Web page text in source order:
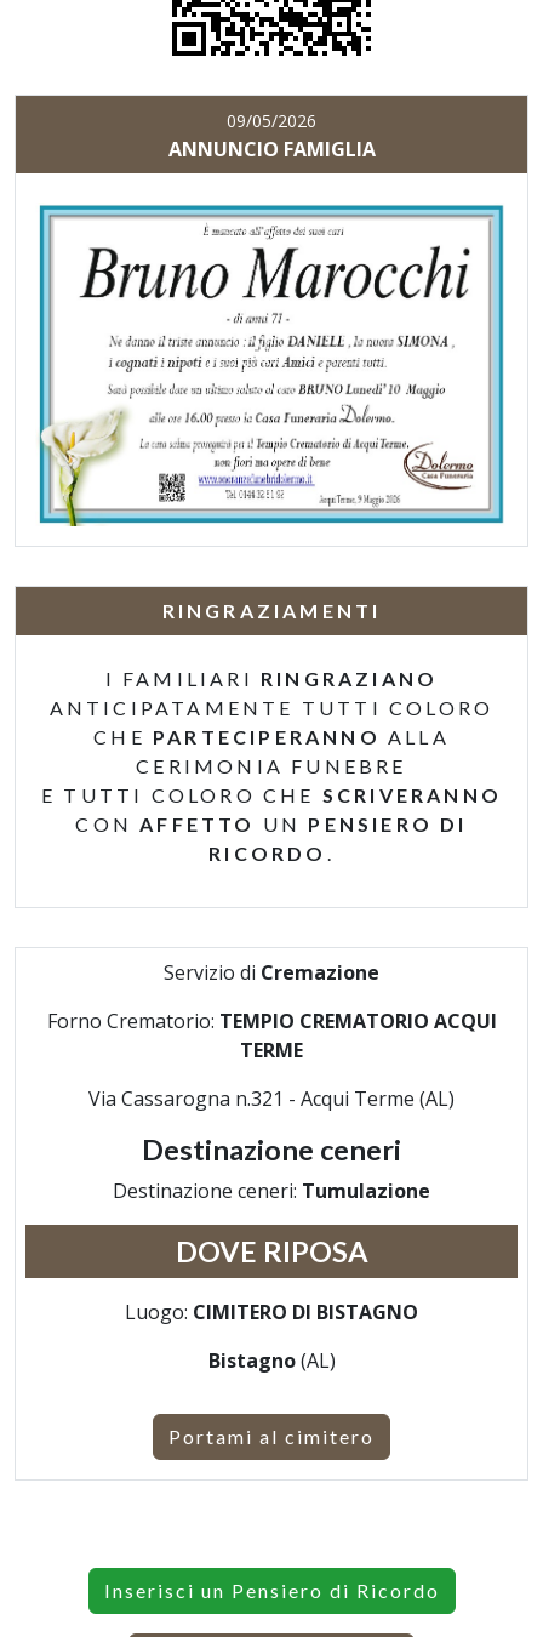
09/05/2026
ANNUNCIO FAMIGLIA
RINGRAZIAMENTI
I FAMILIARI RINGRAZIANO
ANTICIPATAMENTE TUTTI COLORO
CHE PARTECIPERANNO ALLA
CERIMONIA FUNEBRE
E TUTTI COLORO CHE SCRIVERANNO
CONAFFETTO UN PENSIERO DI
RICORDO .
Servizio di Cremazione
Forno Crematorio: TEMPIO CREMATORIO ACQUI
TERME
Via Cassarogna n.321 - Acqui Terme (AL)
Destinazione ceneri
Destinazione ceneri: Tumulazione
DOVE RIPOSA
Luogo: CIMITERO DI BISTAGNO
Bistagno(AL)
Portami al cimitero
Inserisci un Pensiero di Ricordo